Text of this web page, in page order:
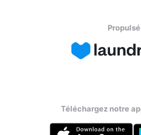
Téléchargez notre